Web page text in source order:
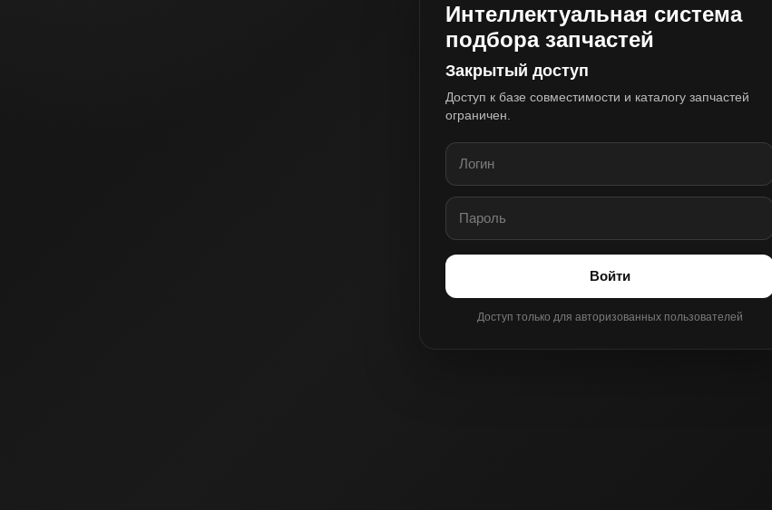
Интеллектуальная система
подбора запчастей
Закрытый доступ
Доступ к базе совместимости и каталогу запчастей
ограничен.
Войти
Доступ только для авторизованных пользователей